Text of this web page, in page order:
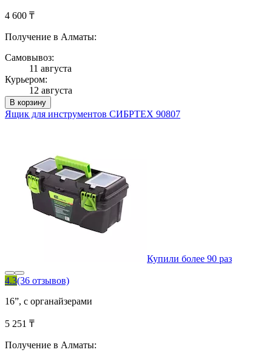
4 600 ₸
Получение в Алматы:
Самовывоз:
11 августа
Курьером:
12 августа
В корзину
Ящик для инструментов СИБРТЕХ 90807
Купили более 90 раз
4.3(36 отзывов)
16”, с органайзерами
5 251 ₸
Получение в Алматы: